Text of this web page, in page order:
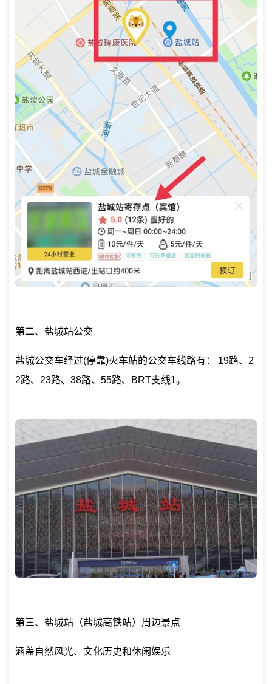
第二、盐城站公交
盐城公交车经过(停靠)火车站的公交车线路有： 19路、2
2路、23路、38路、55路、BRT支线1。
第三、盐城站（盐城高铁站）周边景点
涵盖自然风光、文化历史和休闲娱乐